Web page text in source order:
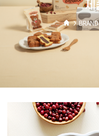
제
BRAND